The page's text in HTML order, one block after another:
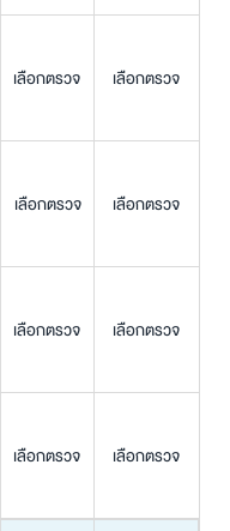
เลือกตรวจ เลือกตรวจ
เลือกตรวจ เลือกตรวจ
เลือกตรวจ เลือกตรวจ
เลือกตรวจ เลือกตรวจ